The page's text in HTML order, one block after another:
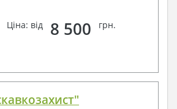
Ціна: від
8 500 грн.